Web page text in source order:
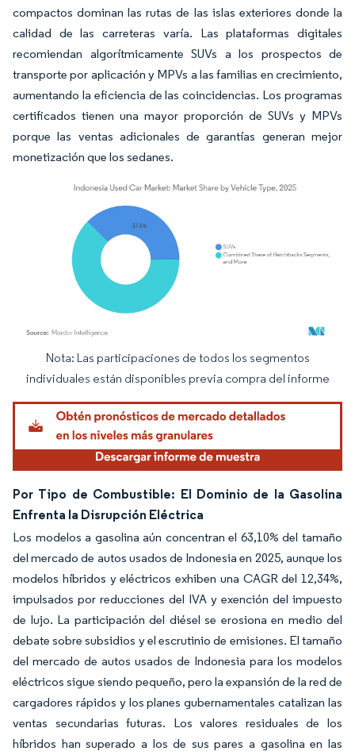
compactos dominan las rutas de las islas exteriores donde la
calidad de las carreteras varía. Las plataformas digitales
recomiendan algorítmicamente SUVs a los prospectos de
transporte por aplicación y MPVs a las familias en crecimiento,
aumentando la eficiencia de las coincidencias. Los programas
certificados tienen una mayor proporción de SUVs y MPVs
porque las ventas adicionales de garantías generan mejor
monetización que los sedanes.
Imagen © Mordor Intelligence. El uso requiere atribución según CC BY 4.0.
Nota: Las participaciones de todos los segmentos
individuales están disponibles previa compra del informe
Por Tipo de Combustible: El Dominio de la Gasolina
Enfrenta la Disrupción Eléctrica
Los modelos a gasolina aún concentran el 63,10% del tamaño
del mercado de autos usados de Indonesia en 2025, aunque los
modelos híbridos y eléctricos exhiben una CAGR del 12,34%,
impulsados por reducciones del IVA y exención del impuesto
de lujo. La participación del diésel se erosiona en medio del
debate sobre subsidios y el escrutinio de emisiones. El tamaño
del mercado de autos usados de Indonesia para los modelos
eléctricos sigue siendo pequeño, pero la expansión de la red de
cargadores rápidos y los planes gubernamentales catalizan las
ventas secundarias futuras. Los valores residuales de los
híbridos han superado a los de sus pares a gasolina en las